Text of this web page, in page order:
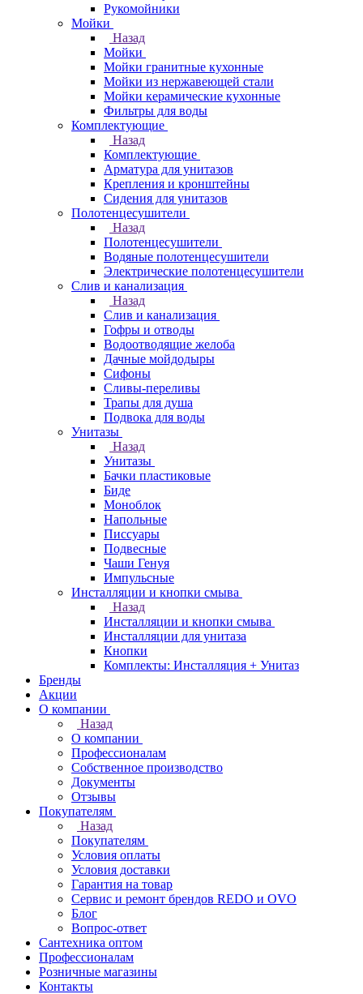
Рукомойники
Мойки
Назад
Мойки
Мойки гранитные кухонные
Мойки из нержавеющей стали
Мойки керамические кухонные
Фильтры для воды
Комплектующие
Назад
Комплектующие
Арматура для унитазов
Крепления и кронштейны
Сидения для унитазов
Полотенцесушители
Назад
Полотенцесушители
Водяные полотенцесушители
Электрические полотенцесушители
Слив и канализация
Назад
Слив и канализация
Гофры и отводы
Водоотводящие желоба
Дачные мойдодыры
Сифоны
Сливы-переливы
Трапы для душа
Подвока для воды
Унитазы
Назад
Унитазы
Бачки пластиковые
Биде
Моноблок
Напольные
Писсуары
Подвесные
Чаши Генуя
Импульсные
Инсталляции и кнопки смыва
Назад
Инсталляции и кнопки смыва
Инсталляции для унитаза
Кнопки
Комплекты: Инсталляция + Унитаз
Бренды
Акции
О компании
Назад
О компании
Профессионалам
Собственное производство
Документы
Отзывы
Покупателям
Назад
Покупателям
Условия оплаты
Условия доставки
Гарантия на товар
Сервис и ремонт брендов REDO и OVO
Блог
Вопрос-ответ
Сантехника оптом
Профессионалам
Розничные магазины
Контакты